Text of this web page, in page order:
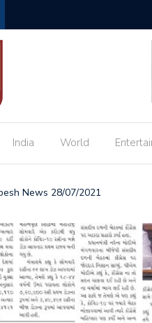
India World
News 28/07/2021